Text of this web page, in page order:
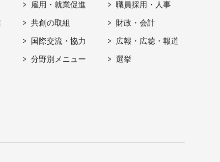
雇用・就業促進
共創の取組
国際交流・協力
分野別メニュー
職員採用・人事
財政・会計
広報・広聴・報道
選挙